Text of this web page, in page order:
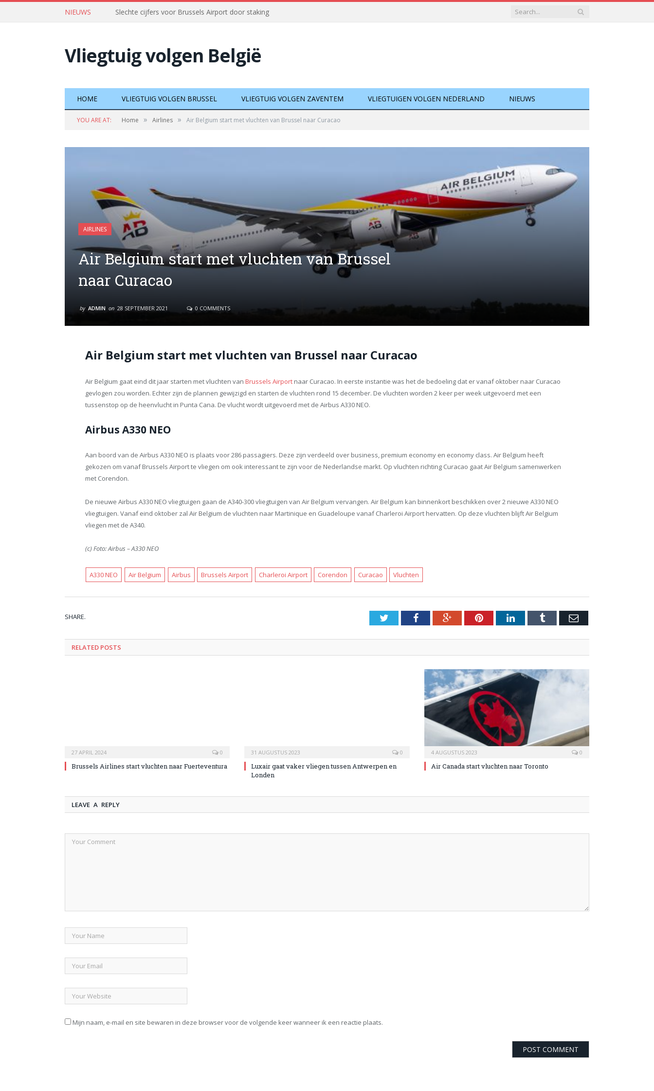
NIEUWS Slechte cijfers voor Brussels Airport door staking
Vliegtuig volgen België
HOME VLIEGTUIG VOLGEN BRUSSEL VLIEGTUIG VOLGEN ZAVENTEM VLIEGTUIGEN VOLGEN NEDERLAND NIEUWS
YOU ARE AT: Home » Airlines » Air Belgium start met vluchten van Brussel naar Curacao
AIRLINES
Air Belgium start met vluchten van Brussel
naar Curacao
by ADMIN on 28 SEPTEMBER 2021 0 COMMENTS
Air Belgium start met vluchten van Brussel naar Curacao
Air Belgium gaat eind dit jaar starten met vluchten vanBrussels Airport naar Curacao. In eerste instantie was het de bedoeling dat er vanaf oktober naar Curacao
gevlogen zou worden. Echter zijn de plannen gewijzigd en starten de vluchten rond 15 december. De vluchten worden 2 keer per week uitgevoerd met een
tussenstop op de heenvlucht in Punta Cana. De vlucht wordt uitgevoerd met de Airbus A330 NEO.
Airbus A330 NEO
Aan boord van de Airbus A330 NEO is plaats voor 286 passagiers. Deze zijn verdeeld over business, premium economy en economy class. Air Belgium heeft
gekozen om vanaf Brussels Airport te vliegen om ook interessant te zijn voor de Nederlandse markt. Op vluchten richting Curacao gaat Air Belgium samenwerken
met Corendon.
De nieuwe Airbus A330 NEO vliegtuigen gaan de A340-300 vliegtuigen van Air Belgium vervangen. Air Belgium kan binnenkort beschikken over 2 nieuwe A330 NEO
vliegtuigen. Vanaf eind oktober zal Air Belgium de vluchten naar Martinique en Guadeloupe vanaf Charleroi Airport hervatten. Op deze vluchten blijft Air Belgium
vliegen met de A340.
(c) Foto: Airbus – A330 NEO
A330 NEO Air Belgium Airbus Brussels Airport Charleroi Airport Corendon Curacao Vluchten
SHARE. TwitterFacebookGoogle+PinterestLinkedInTumblr Email
RELATED POSTS
27 APRIL 2024 0
Brussels Airlines start vluchten naar Fuerteventura
31 AUGUSTUS 2023 0
Luxair gaat vaker vliegen tussen Antwerpen en
Londen
4 AUGUSTUS 2023 0
Air Canada start vluchten naar Toronto
LEAVE A REPLY
Mijn naam, e-mail en site bewaren in deze browser voor de volgende keer wanneer ik een reactie plaats.